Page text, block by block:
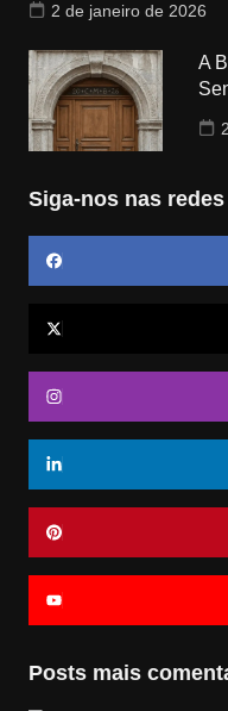
2 de janeiro de 2026
A
Siga-nos nas
Posts mais